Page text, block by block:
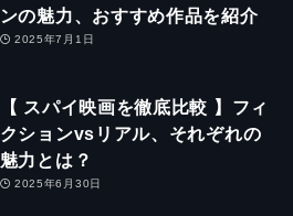
ンの魅力、おすすめ作品を紹介
2025年7月1日
【 スパイ映画を徹底比較 】フィ
クションvsリアル、それぞれの
魅力とは？
2025年6月30日